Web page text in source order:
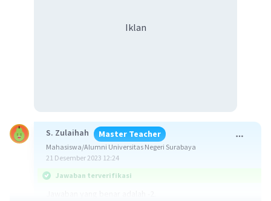
Iklan
S. Zulaihah Master Teacher
Mahasiswa/Alumni Universitas Negeri Surabaya
21 Desember 2023 12:24
Jawaban terverifikasi